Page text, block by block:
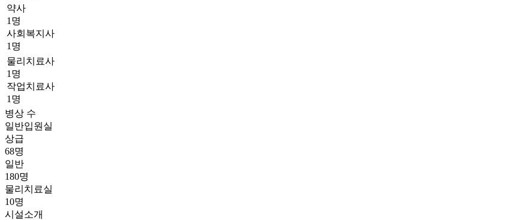
약사
1명
사회복지사
1명
물리치료사
1명
작업치료사
1명
병상 수
일반입원실
상급
68명
일반
180명
물리치료실
10명
시설소개